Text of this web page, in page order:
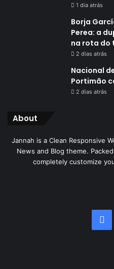
1 dia atrás
Borja
Perea: a
na rota do
2 dias atrás
Nacional
Portimão
2 dias atrás
About
Jannah is a Clean Responsive
News and Blog theme.
completely customize